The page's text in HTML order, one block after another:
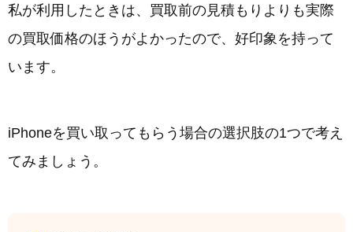
私が利用したときは、買取前の見積もりよりも実際
の買取価格のほうがよかったので、好印象を持って
います。
iPhoneを買い取ってもらう場合の選択肢の1つで考え
てみましょう。